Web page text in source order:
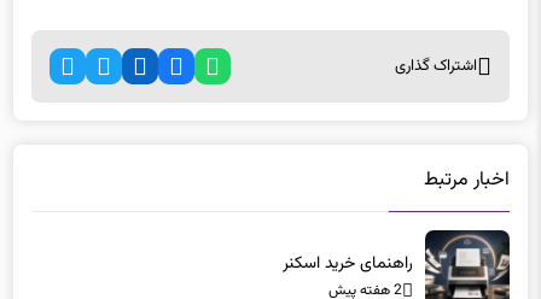
اشتراک گذاری
اخبار مرتبط
راهنمای خرید اسکنر
2 هفته پیش